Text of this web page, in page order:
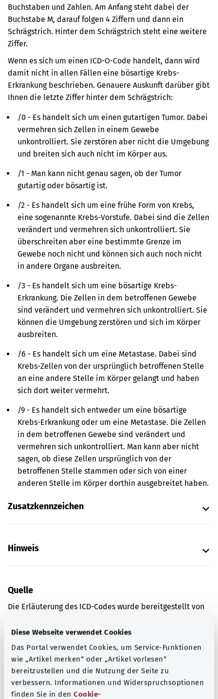
Diese Webseite verwendet Cookies
Das Portal verwendet Cookies, um Service-Funktionen
wie „Artikel merken“ oder „Artikel vorlesen“
bereitzustellen und die Nutzung der Seite zu
verbessern. Informationen und Widerspruchsoptionen
finden Sie in den Cookie-
Buchstaben und Zahlen. Am Anfang steht dabei der
Buchstabe M, darauf folgen 4 Ziffern und dann ein
Schrägstrich. Hinter dem Schrägstrich steht eine weitere
Ziffer.
Wenn es sich um einen ICD-O-Code handelt, dann wird
damit nicht in allen Fällen eine bösartige Krebs-
Erkrankung beschrieben. Genauere Auskunft darüber gibt
Ihnen die letzte Ziffer hinter dem Schrägstrich:
/0 - Es handelt sich um einen gutartigen Tumor. Dabei
vermehren sich Zellen in einem Gewebe
unkontrolliert. Sie zerstören aber nicht die Umgebung
und breiten sich auch nicht im Körper aus.
/1 - Man kann nicht genau sagen, ob der Tumor
gutartig oder bösartig ist.
/2 - Es handelt sich um eine frühe Form von Krebs,
eine sogenannte Krebs-Vorstufe. Dabei sind die Zellen
verändert und vermehren sich unkontrolliert. Sie
überschreiten aber eine bestimmte Grenze im
Gewebe noch nicht und können sich auch noch nicht
in andere Organe ausbreiten.
/3 - Es handelt sich um eine bösartige Krebs-
Erkrankung. Die Zellen in dem betroffenen Gewebe
sind verändert und vermehren sich unkontrolliert. Sie
können die Umgebung zerstören und sich im Körper
ausbreiten.
/6 - Es handelt sich um eine Metastase. Dabei sind
Krebs-Zellen von der ursprünglich betroffenen Stelle
an eine andere Stelle im Körper gelangt und haben
sich dort weiter vermehrt.
/9 - Es handelt sich entweder um eine bösartige
Krebs-Erkrankung oder um eine Metastase. Die Zellen
in dem betroffenen Gewebe sind verändert und
vermehren sich unkontrolliert. Man kann aber nicht
sagen, ob diese Zellen ursprünglich von der
betroffenen Stelle stammen oder sich von einer
anderen Stelle im Körper dorthin ausgebreitet haben.
Zusatzkennzeichen
Hinweis
Quelle
Die Erläuterung des ICD-Codes wurde bereitgestellt von
des Bundesministeriums für Gesundheit (BMG).
Gut informiert
Weitere Artikel